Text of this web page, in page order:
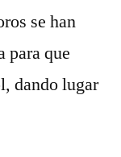
se han
para que
dando lugar